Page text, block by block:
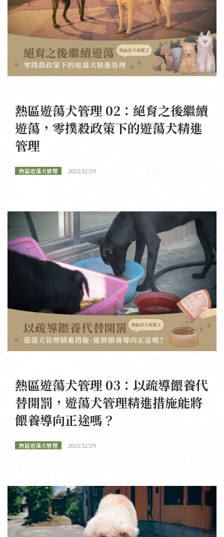
熱區遊蕩犬管理 02：絕育之後繼續
遊蕩，零撲殺政策下的遊蕩犬精進
管理
熱區遊蕩犬管理 2023/12/29
熱區遊蕩犬管理 03：以疏導餵養代
替開罰，遊蕩犬管理精進措施能將
餵養導向正途嗎？
熱區遊蕩犬管理 2023/12/29